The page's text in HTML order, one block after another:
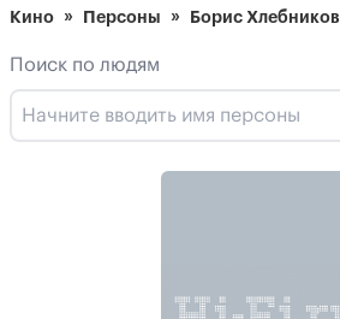
Кино Персоны Борис Хлебников
Поиск по людям